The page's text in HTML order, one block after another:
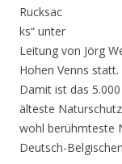
Rucksac
ks“ unter
Leitung von Jörg
Hohen Venns
Damit ist das
älteste
wohl berühmteste
Deutsch-